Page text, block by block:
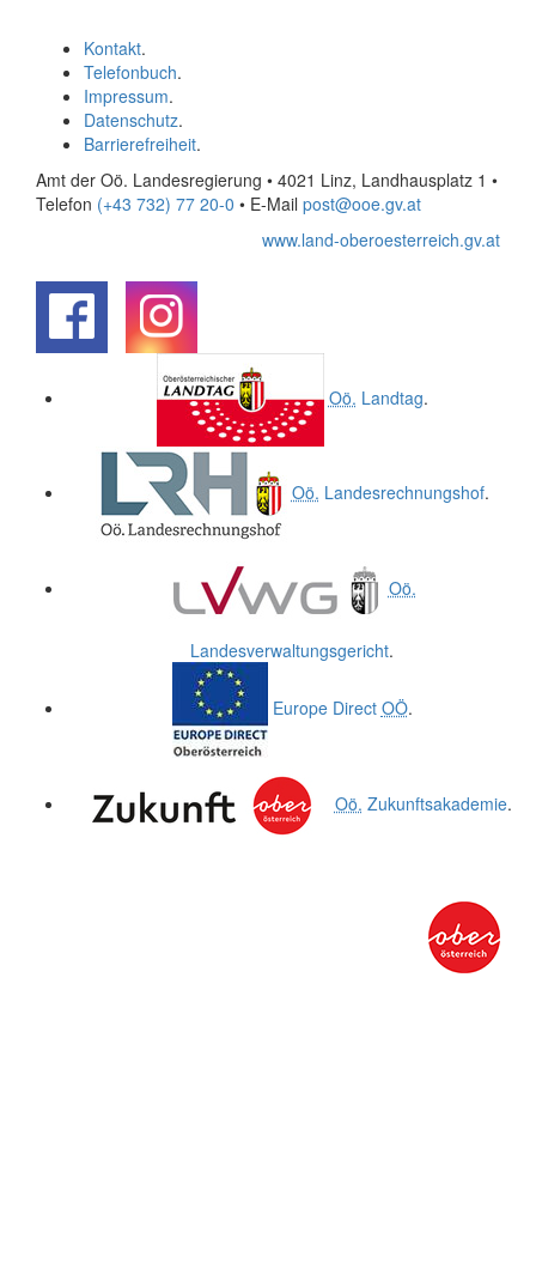
Kontakt.
Telefonbuch.
Impressum.
Datenschutz.
Barrierefreiheit.
Amt der Oö. Landesregierung • 4021 Linz, Landhausplatz 1 •
Telefon (+43 732) 77 20-0 • E-Mail post@ooe.gv.at
www.land-oberoesterreich.gv.at
Oö. Landtag.
Oö. Landesrechnungshof.
Oö.
Landesverwaltungsgericht.
Europe Direct OÖ.
Oö. Zukunftsakademie.